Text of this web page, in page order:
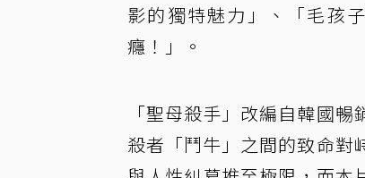
影的獨特魅力」、「毛孩
癮！」。
「聖母殺手」改編自韓國
殺者「鬥牛」之間的致命對